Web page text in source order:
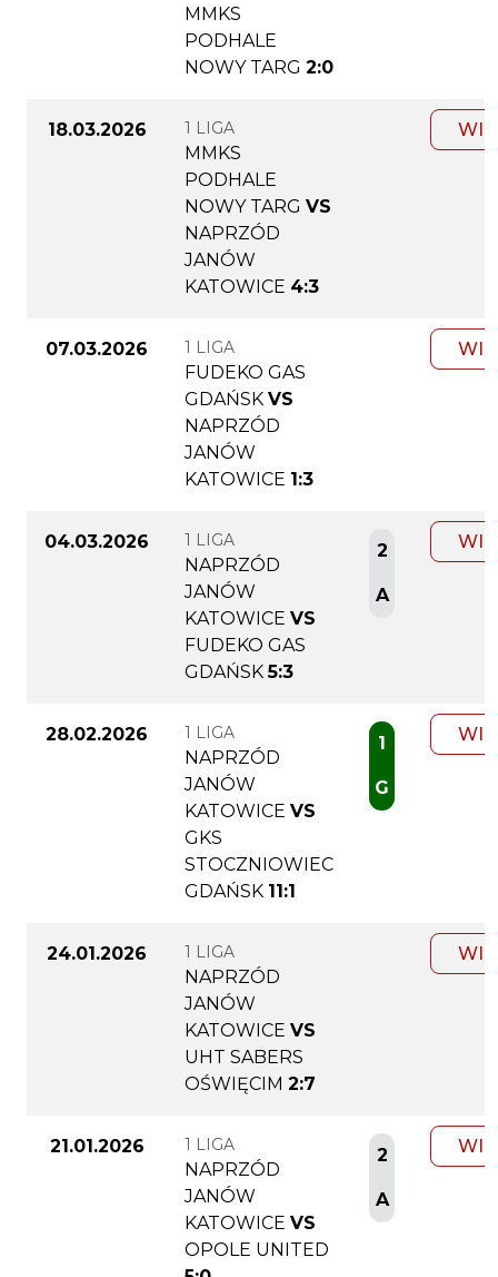
MMKS
PODHALE
NOWY TARG 2:0
18.03.2026 1 LIGA
MMKS
PODHALE
NOWY TARG VS
NAPRZÓD
JANÓW
KATOWICE 4:3
07.03.2026 1 LIGA
FUDEKO GAS
GDAŃSK VS
NAPRZÓD
JANÓW
KATOWICE 1:3
04.03.2026 1 LIGA
NAPRZÓD
JANÓW
KATOWICE VS
FUDEKO GAS
GDAŃSK5:3
2
A
28.02.2026 1 LIGA
NAPRZÓD
JANÓW
KATOWICE VS
GKS
STOCZNIOWIEC
GDAŃSK 11:1
1
G
24.01.2026 1 LIGA
NAPRZÓD
JANÓW
KATOWICE VS
UHT SABERS
OŚWIĘCIM 2:7
21.01.2026 1 LIGA
NAPRZÓD
JANÓW
KATOWICE VS
OPOLE UNITED
2
A